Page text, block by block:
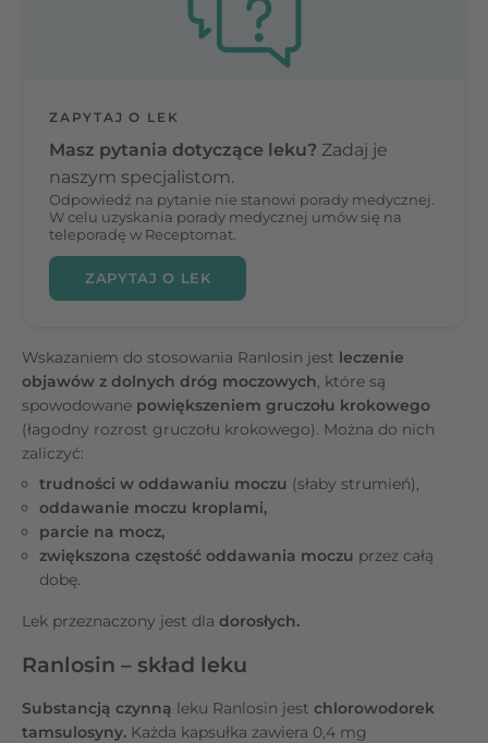
ZAPYTAJ O LEK
Masz pytania dotyczące leku? Zadaj je
naszym specjalistom.
Odpowiedź na pytanie nie stanowi porady medycznej.
W celu uzyskania porady medycznej umów się na
teleporadę w Receptomat.
ZAPYTAJ O LEK
Wskazaniem do stosowania Ranlosin jest leczenie
objawów z dolnych dróg moczowych, które są
spowodowane powiększeniem gruczołu krokowego
(łagodny rozrost gruczołu krokowego). Można do nich
zaliczyć:
trudności w oddawaniu moczu (słaby strumień),
oddawanie moczu kroplami,
parcie na mocz,
zwiększona częstość oddawania moczu przez całą
dobę.
Lek przeznaczony jest dla dorosłych.
Ranlosin – skład leku
Substancją czynną leku Ranlosin jest chlorowodorek
tamsulosyny. Każda kapsułka zawiera 0,4 mg